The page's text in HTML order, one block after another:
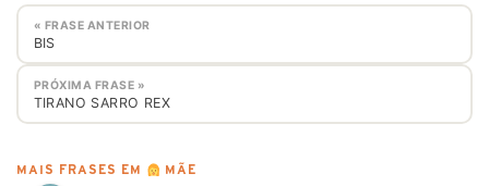
« FRASE ANTERIOR
BIS
PRÓXIMA FRASE »
TIRANO SARRO REX
MAIS FRASES EM MÃE